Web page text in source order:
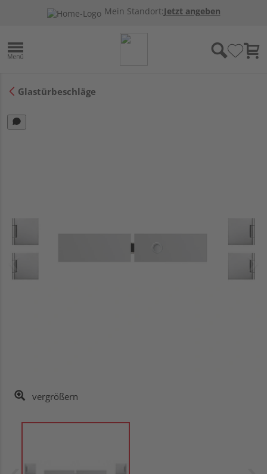
Mein Standort:Jetzt angeben
Glastürbeschläge
vergrößern